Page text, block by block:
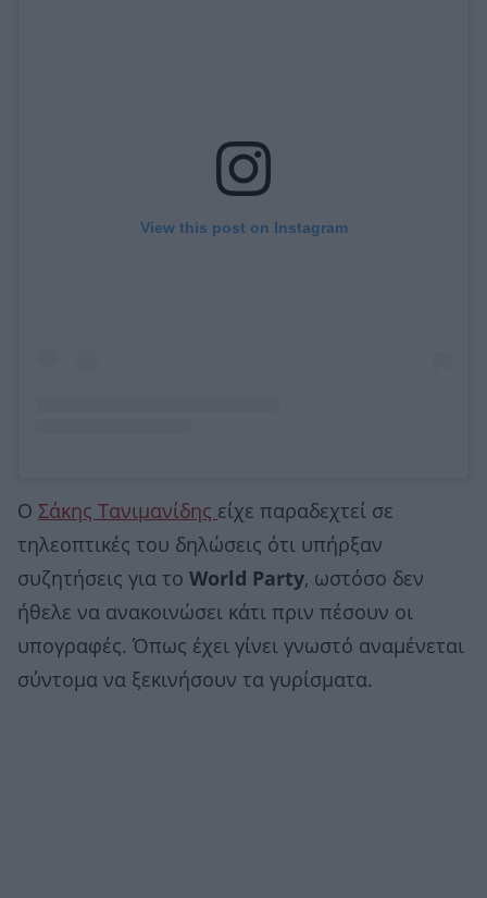
View this post on Instagram
Ο Σάκης Τανιμανίδης είχε παραδεχτεί σε
τηλεοπτικές του δηλώσεις ότι υπήρξαν
συζητήσεις για το World Party, ωστόσο δεν
ήθελε να ανακοινώσει κάτι πριν πέσουν οι
υπογραφές. Όπως έχει γίνει γνωστό αναμένεται
σύντομα να ξεκινήσουν τα γυρίσματα.